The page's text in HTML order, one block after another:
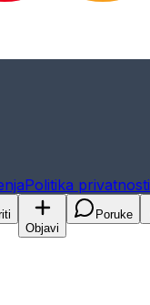
Politika privatnosti
Objavi
Poruke